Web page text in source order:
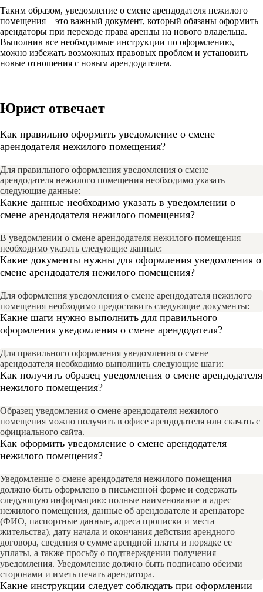
Таким образом, уведомление о смене арендодателя нежилого
помещения – это важный документ, который обязаны оформить
арендаторы при переходе права аренды на нового владельца.
Выполнив все необходимые инструкции по оформлению,
можно избежать возможных правовых проблем и установить
новые отношения с новым арендодателем.
Юрист отвечает
Как правильно оформить уведомление о смене
арендодателя нежилого помещения?
Для правильного оформления уведомления о смене
арендодателя нежилого помещения необходимо указать
следующие данные:
Какие данные необходимо указать в уведомлении о
смене арендодателя нежилого помещения?
В уведомлении о смене арендодателя нежилого помещения
необходимо указать следующие данные:
Какие документы нужны для оформления уведомления о
смене арендодателя нежилого помещения?
Для оформления уведомления о смене арендодателя нежилого
помещения необходимо предоставить следующие документы:
Какие шаги нужно выполнить для правильного
оформления уведомления о смене арендодателя?
Для правильного оформления уведомления о смене
арендодателя необходимо выполнить следующие шаги:
Как получить образец уведомления о смене арендодателя
нежилого помещения?
Образец уведомления о смене арендодателя нежилого
помещения можно получить в офисе арендодателя или скачать с
официального сайта.
Как оформить уведомление о смене арендодателя
нежилого помещения?
Уведомление о смене арендодателя нежилого помещения
должно быть оформлено в письменной форме и содержать
следующую информацию: полные наименование и адрес
нежилого помещения, данные об арендодателе и арендаторе
(ФИО, паспортные данные, адреса прописки и места
жительства), дату начала и окончания действия арендного
договора, сведения о сумме арендной платы и порядке ее
уплаты, а также просьбу о подтверждении получения
уведомления. Уведомление должно быть подписано обеими
сторонами и иметь печать арендатора.
Какие инструкции следует соблюдать при оформлении